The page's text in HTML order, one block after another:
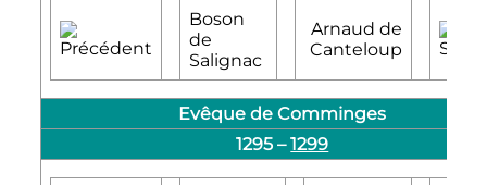
Boson
de
Salignac
Arnaud de
Canteloup
Evêque de Comminges
1295 –1299